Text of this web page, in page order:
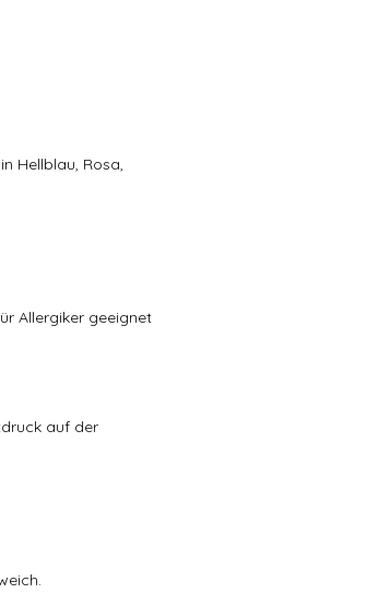
Hellblau, Rosa,
Allergiker geeignet
auf der